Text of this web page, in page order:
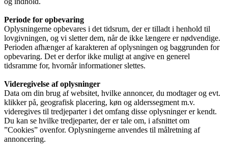
Periode for opbevaring
Oplysningerne opbevares i det tidsrum, der er tilladt i henhold til
lovgivningen, og vi sletter dem, når de ikke længere er nødvendige.
Perioden afhænger af karakteren af oplysningen og baggrunden for
opbevaring. Det er derfor ikke muligt at angive en generel
tidsramme for, hvornår informationer slettes.
Videregivelse af oplysninger
Data om din brug af websitet, hvilke annoncer, du modtager og evt.
klikker på, geografisk placering, køn og alderssegment m.v.
videregives til tredjeparter i det omfang disse oplysninger er kendt.
Du kan se hvilke tredjeparter, der er tale om, i afsnittet om
”Cookies” ovenfor. Oplysningerne anvendes til målretning af
annoncering.